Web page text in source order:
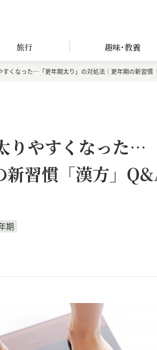
旅行 趣味･教養
すくなった…「更年期太り」の対処法｜更年期の新習慣
りやすくなった…
習慣「漢方」
期